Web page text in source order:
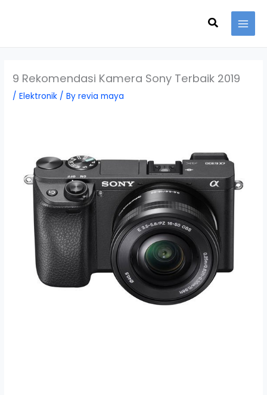
Search
9 Rekomendasi Kamera Sony Terbaik 2019
/Elektronik / Byrevia maya